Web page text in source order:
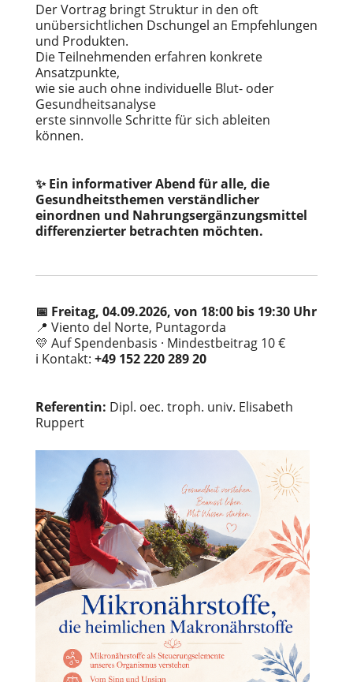
Der Vortrag bringt Struktur in den oft
unübersichtlichen Dschungel an Empfehlungen
und Produkten.
Die Teilnehmenden erfahren konkrete
Ansatzpunkte,
wie sie auch ohne individuelle Blut- oder
Gesundheitsanalyse
erste sinnvolle Schritte für sich ableiten
können.
✨ Ein informativer Abend für alle, die
Gesundheitsthemen verständlicher
einordnen und Nahrungsergänzungsmittel
differenzierter betrachten möchten.
📅 Freitag, 04.09.2026, von 18:00 bis 19:30 Uhr
📍 Viento del Norte, Puntagorda
💛 Auf Spendenbasis · Mindestbeitrag 10 €
ℹ️ Kontakt: +49 152 220 289 20
Referentin: Dipl. oec. troph. univ. Elisabeth
Ruppert